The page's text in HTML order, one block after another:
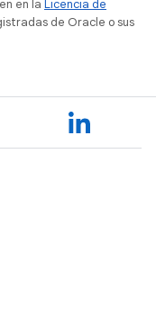
en la Licencia de
de Oracle o sus